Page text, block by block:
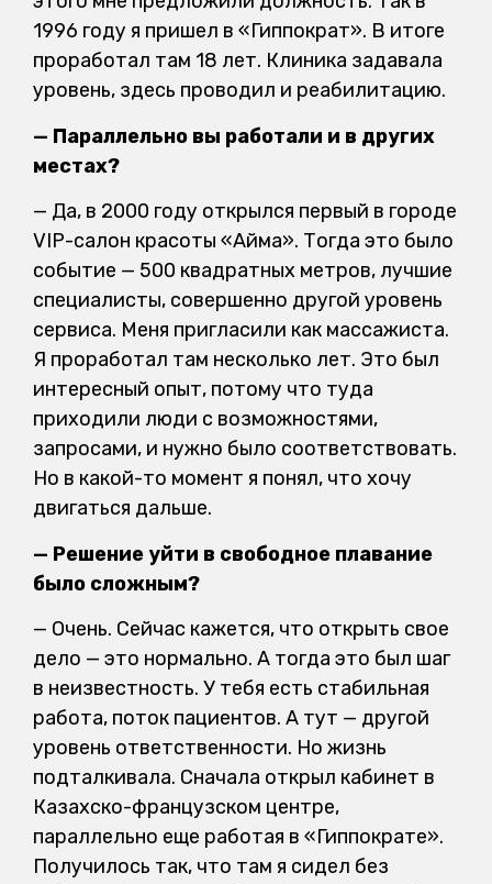
1996 году я пришел в «Гиппократ». В итоге
проработал там 18 лет. Клиника задавала
уровень, здесь проводил и реабилитацию.
— Параллельно вы работали и в других
местах?
— Да, в 2000 году открылся первый в городе
VIP-салон красоты «Айма». Тогда это было
событие — 500 квадратных метров, лучшие
специалисты, совершенно другой уровень
сервиса. Меня пригласили как массажиста.
Я проработал там несколько лет. Это был
интересный опыт, потому что туда
приходили люди с возможностями,
запросами, и нужно было соответствовать.
Но в какой-то момент я понял, что хочу
двигаться дальше.
— Решение уйти в свободное плавание
было сложным?
— Очень. Сейчас кажется, что открыть свое
дело — это нормально. А тогда это был шаг
в неизвестность. У тебя есть стабильная
работа, поток пациентов. А тут — другой
уровень ответственности. Но жизнь
подталкивала. Сначала открыл кабинет в
Казахско-французском центре,
параллельно еще работая в «Гиппократе».
Получилось так, что там я сидел без